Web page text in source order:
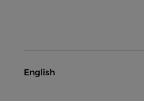
English